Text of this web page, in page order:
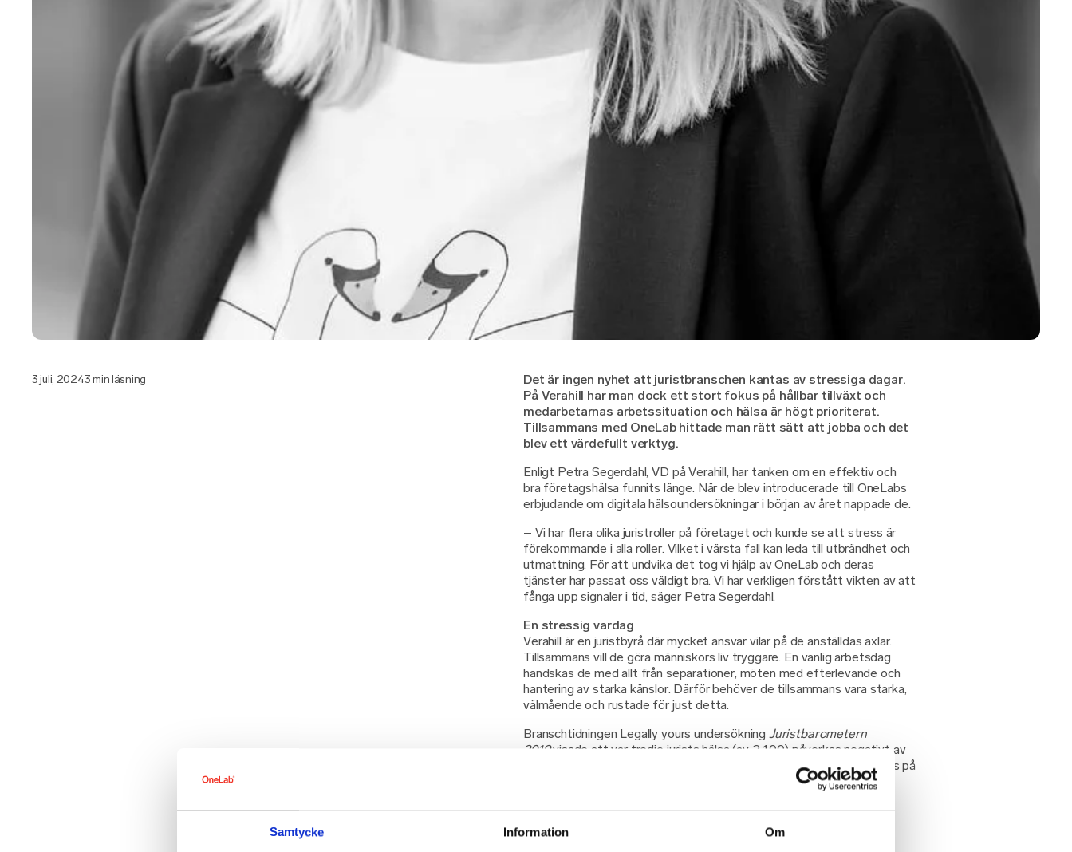
Samtycke Information Om
3 juli, 20243 min läsning Det är ingen nyhet att juristbranschen kantas av stressiga dagar.
På Verahill har man dock ett stort fokus på hållbar tillväxt och
medarbetarnas arbetssituation och hälsa är högt prioriterat.
Tillsammans med OneLab hittade man rätt sätt att jobba och det
blev ett värdefullt verktyg.
Enligt Petra Segerdahl, VD på Verahill, har tanken om en effektiv och
bra företagshälsa funnits länge. När de blev introducerade till OneLabs
erbjudande om digitala hälsoundersökningar i början av året nappade de.
– Vi har flera olika juristroller på företaget och kunde se att stress är
förekommande i alla roller. Vilket i värsta fall kan leda till utbrändhet och
utmattning. För att undvika det tog vi hjälp av OneLab och deras
tjänster har passat oss väldigt bra. Vi har verkligen förstått vikten av att
fånga upp signaler i tid, säger Petra Segerdahl.
En stressig vardag
Verahill är en juristbyrå där mycket ansvar vilar på de anställdas axlar.
Tillsammans vill de göra människors liv tryggare. En vanlig arbetsdag
handskas de med allt från separationer, möten med efterlevande och
hantering av starka känslor. Därför behöver de tillsammans vara starka,
välmående och rustade för just detta.
Branschtidningen Legally yours undersökning Juristbarometern
2019visade att var tredje jurists hälsa (av 2 100) påverkas negativt av
jobbet. Ett problem som Petra Segerdahl fortsatt anser behöver tas på
allvar. Verahill genomförde sin första digitala hälsoundersökning hos
juristvärlden; en hel del stress och bristande återhämtning.
– Vi har haft perioder med hög arbetsbelastning där återhämtningen